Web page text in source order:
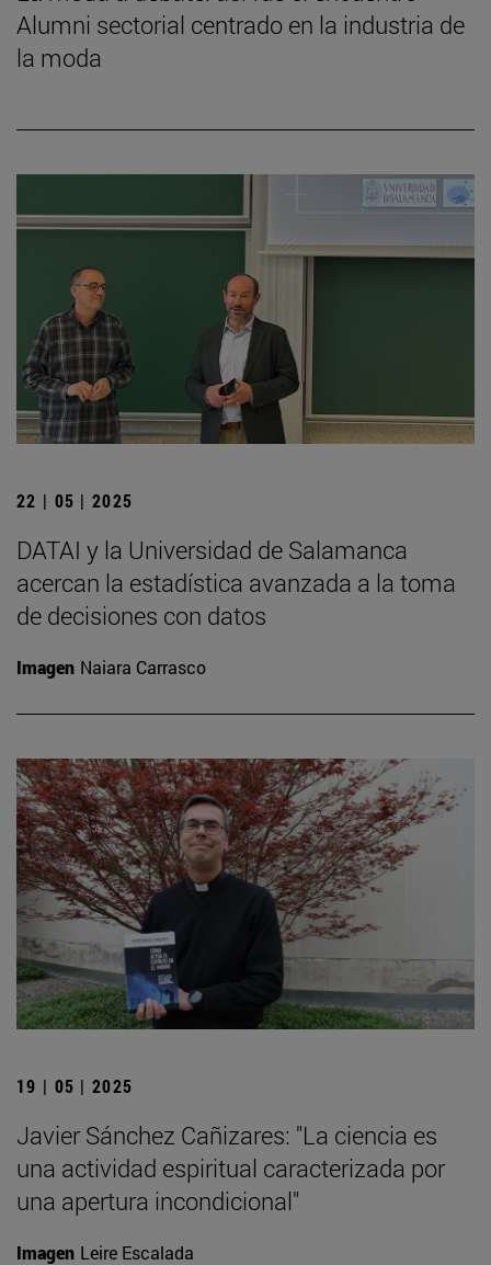
Alumni sectorial centrado en la industria de
la moda
22 | 05 | 2025
DATAI y la Universidad de Salamanca
acercan la estadística avanzada a la toma
de decisiones con datos
Imagen Naiara Carrasco
19 | 05 | 2025
Javier Sánchez Cañizares: "La ciencia es
una actividad espiritual caracterizada por
una apertura incondicional"
Imagen Leire Escalada